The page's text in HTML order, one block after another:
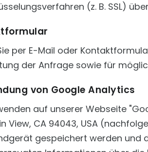
(z. B. SSL) über
per E-Mail oder
der Anfrage sowie für
von Google Analytics
auf unserer Webseite
View, CA 94043, USA
gespeichert werden und